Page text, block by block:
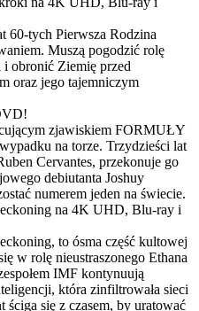
60-tych Pierwsza Rodzina
Muszą pogodzić rolę
i obronić Ziemię przed
oraz jego tajemniczym
zjawiskiem FORMUŁY
na torze. Trzydzieści lat
Cervantes, przekonuje go
debiutanta Joshuy
numerem jeden na świecie.
na 4K UHD, Blu-ray i
to ósma część kultowej
w rolę nieustraszonego Ethana
IMF kontynuują
która zinfiltrowała sieci
się z czasem, by uratować